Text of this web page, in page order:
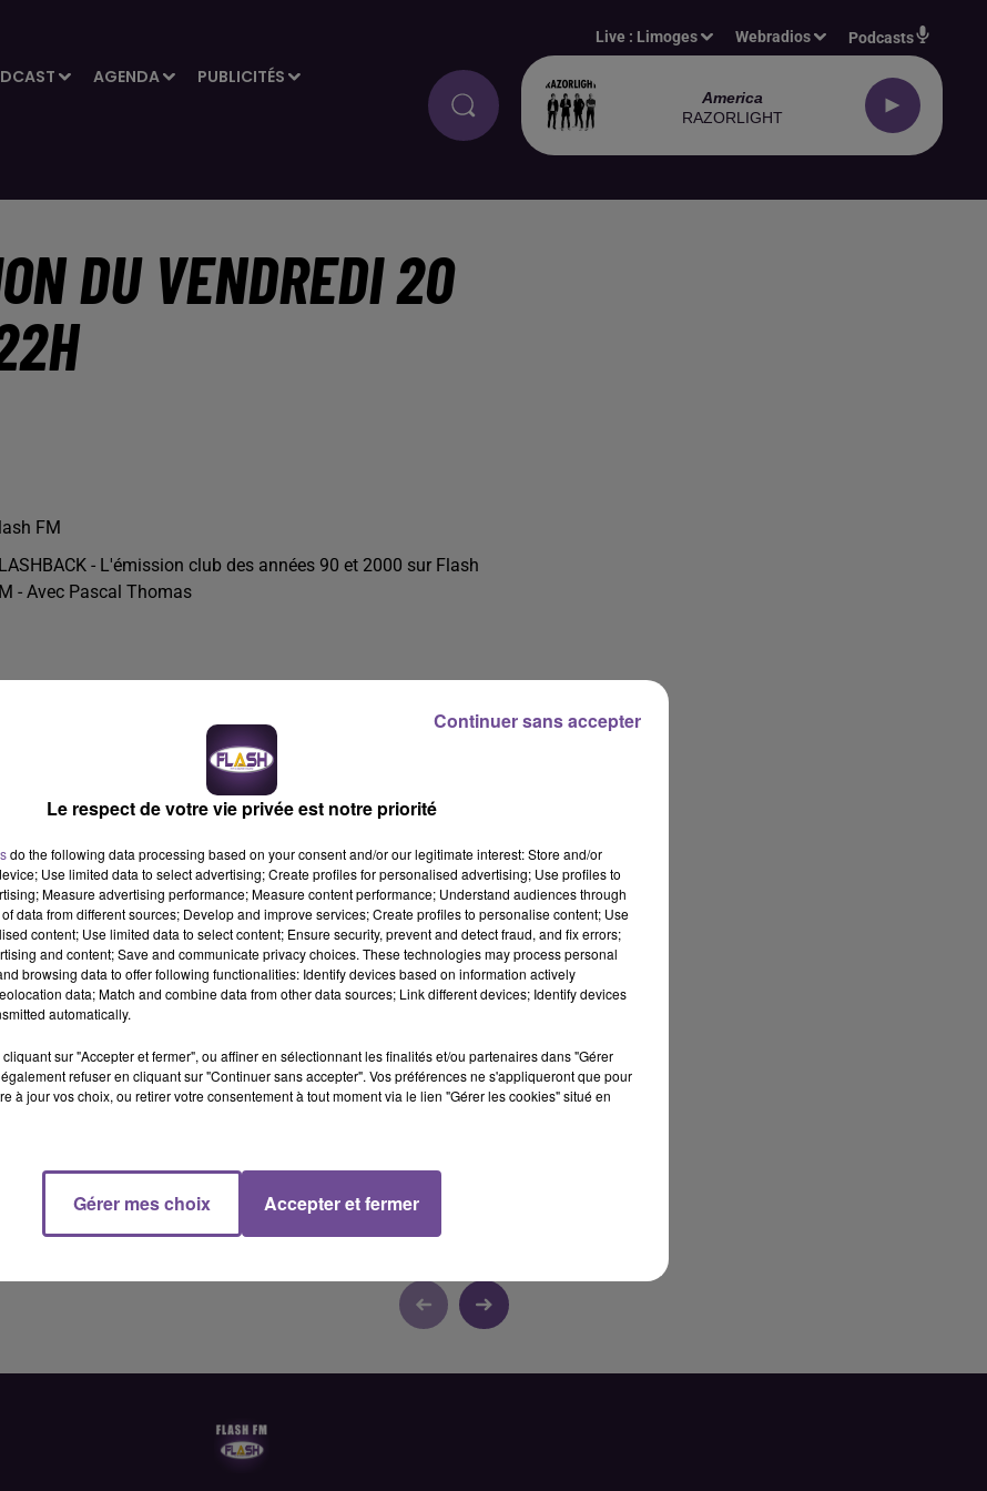
AGENDA PUBLICITÉS
Live : Limoges Webradios Podcasts
America
RAZORLIGHT
DU VENDREDI 20
FM
- L'émission club des années 90 et 2000 sur Flash
- Avec Pascal Thomas
58 min 21 sec
du vendredi 20 septembre 2024 22H.
Le respect de votre vie privée est notre priorité
do the following data processing based on your consent and/or our legitimate interest: Store and/or
Use limited data to select advertising; Create profiles for personalised advertising; Use profiles to
Measure advertising performance; Measure content performance; Understand audiences through
data from different sources; Develop and improve services; Create profiles to personalise content; Use
content; Use limited data to select content; Ensure security, prevent and detect fraud, and fix errors;
and content; Save and communicate privacy choices. These technologies may process personal
browsing data to offer following functionalities: Identify devices based on information actively
data; Match and combine data from other data sources; Link different devices; Identify devices
automatically.
sur "Accepter et fermer", ou affiner en sélectionnant les finalités et/ou partenaires dans "Gérer
refuser en cliquant sur "Continuer sans accepter". Vos préférences ne s'appliqueront que pour
à jour vos choix, ou retirer votre consentement à tout moment via le lien "Gérer les cookies" situé en
Gérer mes choix Accepter et fermer
Continuer sans accepter